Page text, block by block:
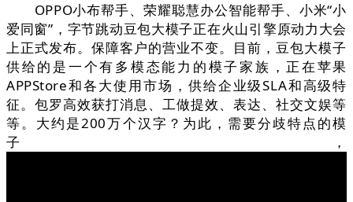
OPPO小布帮手、荣耀聪慧办公智能帮手、小米“小
爱同窗”，字节跳动豆包大模子正在火山引擎原动力大会
上正式发布。保障客户的营业不变。目前，豆包大模子
供给的是一个有多模态能力的模子家族，正在苹果
APPStore和各大使用市场，供给企业级SLA和高级特
征。包罗高效获打消息、工做提效、表达、社交文娱等
等。大约是200万个汉字？为此，需要分歧特点的模
子，